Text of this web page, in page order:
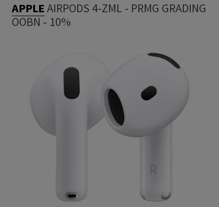
APPLEAIRPODS 4-ZML - PRMG GRADING
OOBN - 10%